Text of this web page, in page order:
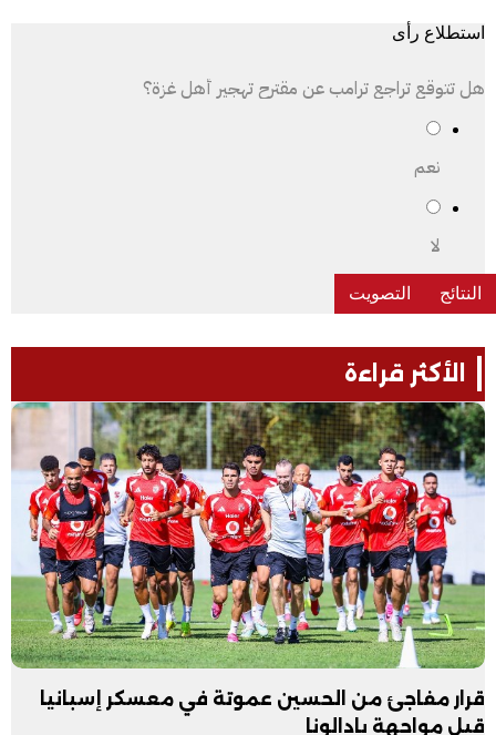
استطلاع رأى
هل تتوقع تراجع ترامب عن مقترح تهجير أهل غزة؟
نعم
لا
الأكثر قراءة
قرار مفاجئ من الحسين عموتة في معسكر إسبانيا
قبل مواجهة بادالونا